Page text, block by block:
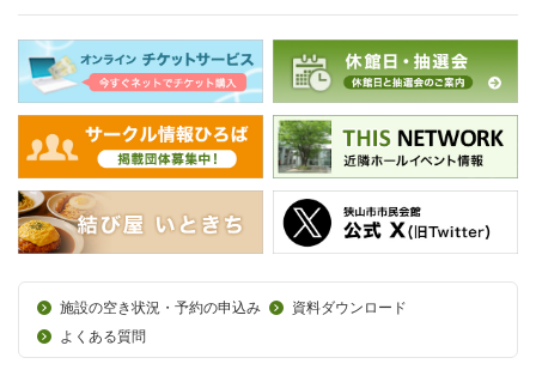
施設の空き状況・予約の申込み
資料ダウンロード
よくある質問